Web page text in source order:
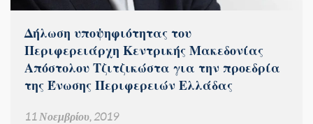
Δήλωση υποψηφιότητας του
Περιφερειάρχη Κεντρικής Μακεδονίας
Απόστολου Τζιτζικώστα για την προεδρία
της Ένωσης Περιφερειών Ελλάδας
11 Νοεμβρίου, 2019